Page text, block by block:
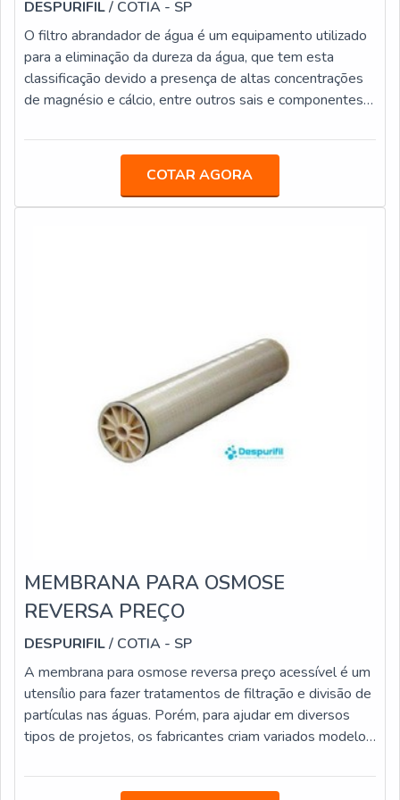
DESPURIFIL/ COTIA - SP
O filtro abrandador de água é um equipamento utilizado
para a eliminação da dureza da água, que tem esta
classificação devido a presença de altas concentrações
de magnésio e cálcio, entre outros sais e componentes
variados setores do mercado, tais como: Comércios em
bom materialO filtro abrandador atua realizando a troca
iônica, o que promove a remoção das impurezas da água,
COTAR AGORA
MEMBRANA PARA OSMOSE
REVERSA PREÇO
DESPURIFIL/ COTIA - SP
A membrana para osmose reversa preço acessível é um
utensílio para fazer tratamentos de filtração e divisão de
partículas nas águas. Porém, para ajudar em diversos
tipos de projetos, os fabricantes criam variados modelos
de atuação diferentes, visando crescer a capacidade de